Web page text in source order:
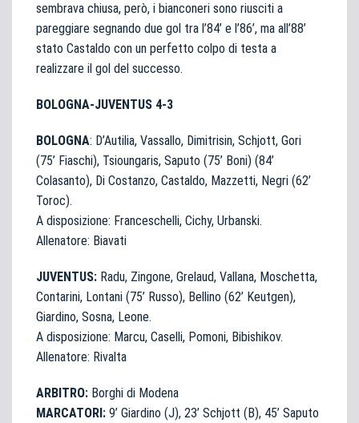
sembrava chiusa, però, i bianconeri sono riusciti a
pareggiare segnando due gol tra l’84’ e l’86’, ma all’88’
stato Castaldo con un perfetto colpo di testa a
realizzare il gol del successo.
BOLOGNA-JUVENTUS 4-3
BOLOGNA: D’Autilia, Vassallo, Dimitrisin, Schjott, Gori
(75’ Fiaschi), Tsioungaris, Saputo (75’ Boni) (84’
Colasanto), Di Costanzo, Castaldo, Mazzetti, Negri (62’
Toroc).
A disposizione: Franceschelli, Cichy, Urbanski.
Allenatore: Biavati
JUVENTUS: Radu, Zingone, Grelaud, Vallana, Moschetta,
Contarini, Lontani (75’ Russo), Bellino (62’ Keutgen),
Giardino, Sosna, Leone.
A disposizione: Marcu, Caselli, Pomoni, Bibishikov.
Allenatore: Rivalta
ARBITRO: Borghi di Modena
MARCATORI: 9’ Giardino (J), 23’ Schjott (B), 45’ Saputo